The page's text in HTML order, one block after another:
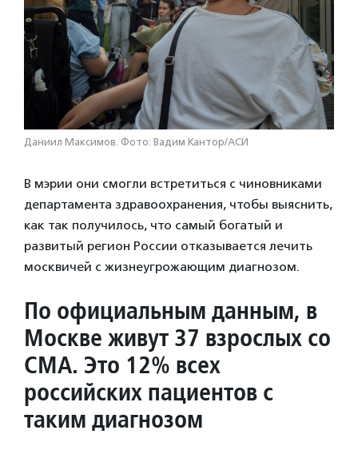
Даниил Максимов. Фото: Вадим Кантор/АСИ
В мэрии они смогли встретиться с чиновниками
департамента здравоохранения, чтобы выяснить,
как так получилось, что самый богатый и
развитый регион России отказывается лечить
москвичей с жизнеугрожающим диагнозом.
По официальным данным, в
Москве живут 37 взрослых со
СМА. Это 12% всех
российских пациентов с
таким диагнозом